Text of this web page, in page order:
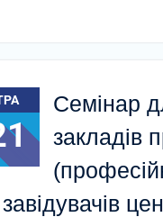
Семінар
закладів